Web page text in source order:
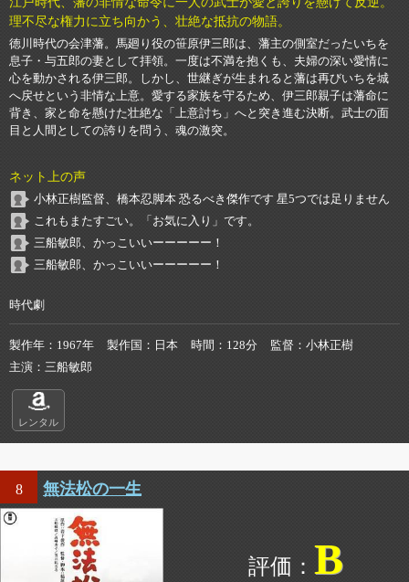
理不尽な権力に立ち向かう、壮絶な抵抗の物語。
徳川時代の会津藩。馬廻り役の笹原伊三郎は、藩主の側室だったいちを
息子・与五郎の妻として拝領。一度は不満を抱くも、夫婦の深い愛情に
心を動かされる伊三郎。しかし、世継ぎが生まれると藩は再びいちを城
へ戻せという非情な上意。愛する家族を守るため、伊三郎親子は藩命に
背き、家と命を懸けた壮絶な「上意討ち」へと突き進む決断。武士の面
目と人間としての誇りを問う、魂の激突。
ネット上の声
小林正樹監督、橋本忍脚本 恐るべき傑作です 星5つでは足りません
これもまたすごい。「お気に入り」です。
三船敏郎、かっこいいーーーーー！
三船敏郎、かっこいいーーーーー！
時代劇
製作年 1967年 製作国 日本 時間 128分 監督
小林正樹
主演
三船敏郎
レンタル
8 無法松の一生
B